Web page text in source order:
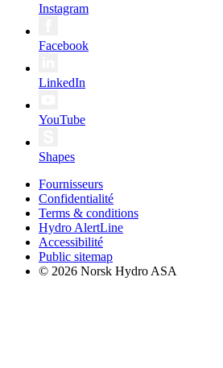
Instagram
Facebook
LinkedIn
YouTube
Shapes
Fournisseurs
Confidentialité
Terms & conditions
Hydro AlertLine
Accessibilité
Public sitemap
© 2026 Norsk Hydro ASA